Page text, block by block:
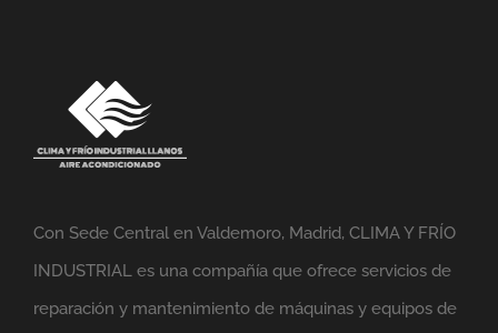
Con Sede Central en Valdemoro, Madrid, CLIMA Y FRÍO
INDUSTRIAL es una compañía que ofrece servicios de
reparación y mantenimiento de máquinas y equipos de